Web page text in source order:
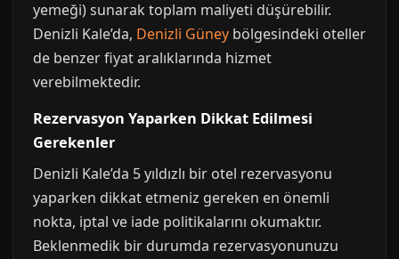
yemeği) sunarak toplam maliyeti düşürebilir.
Denizli Kale’da, Denizli Güney bölgesindeki oteller
de benzer fiyat aralıklarında hizmet
verebilmektedir.
Rezervasyon Yaparken Dikkat Edilmesi
Gerekenler
Denizli Kale’da 5 yıldızlı bir otel rezervasyonu
yaparken dikkat etmeniz gereken en önemli
nokta, iptal ve iade politikalarını okumaktır.
Beklenmedik bir durumda rezervasyonunuzu